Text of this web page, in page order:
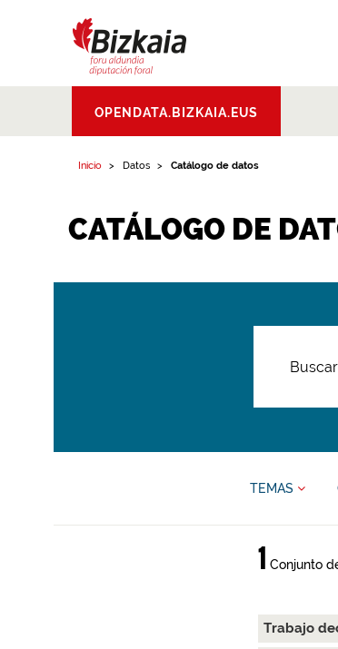
Aldundia.Diputacion
Foral de Bizkaia
OPENDATA.BIZKAIA.EUS
Inicio Datos Catálogo de datos
CATÁLOGO DE
TEMAS
1 Conjunto
Trabajo